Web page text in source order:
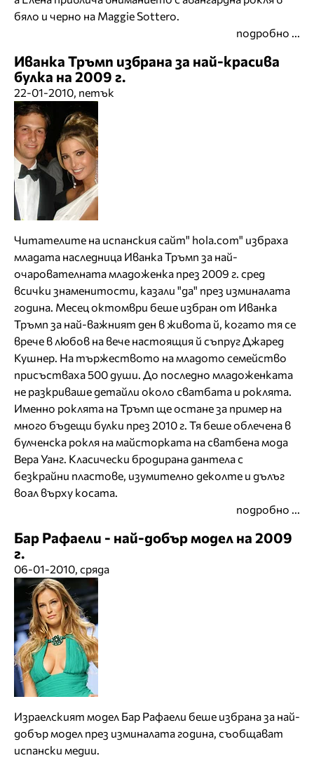
бяло и черно на Maggie Sottero.
подробно ...
Иванка Тръмп избрана за най-красива
булка на 2009 г.
22-01-2010, петък
Читателите на испанския сайт" hola.com" избраха
младата наследница Иванка Тръмп за най-
очарователната младоженка през 2009 г. сред
всички знаменитости, казали "да" през изминалата
година. Месец октомври беше избран от Иванка
Тръмп за най-важният ден в живота й, когато тя се
врече в любов на вече настоящия й съпруг Джаред
Кушнер. На тържеството на младото семейство
присъстваха 500 души. До последно младоженката
не разкриваше детайли около сватбата и роклята.
Именно роклята на Тръмп ще остане за пример на
много бъдещи булки през 2010 г. Тя беше облечена в
булченска рокля на майсторката на сватбена мода
Вера Уанг. Класически бродирана дантела с
безкрайни пластове, изумително деколте и дълъг
воал върху косата.
подробно ...
Бар Рафаели - най-добър модел на 2009
г.
06-01-2010, сряда
Израелският модел Бар Рафаели беше избрана за най-
добър модел през изминалата година, съобщават
испански медии.